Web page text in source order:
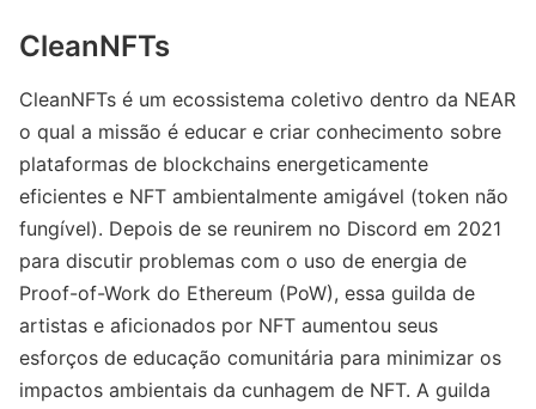
CleanNFTs
CleanNFTs é um ecossistema coletivo dentro da NEAR
o qual a missão é educar e criar conhecimento sobre
plataformas de blockchains energeticamente
eficientes e NFT ambientalmente amigável (token não
fungível). Depois de se reunirem no Discord em 2021
para discutir problemas com o uso de energia de
Proof-of-Work do Ethereum (PoW), essa guilda de
artistas e aficionados por NFT aumentou seus
esforços de educação comunitária para minimizar os
impactos ambientais da cunhagem de NFT. A guilda